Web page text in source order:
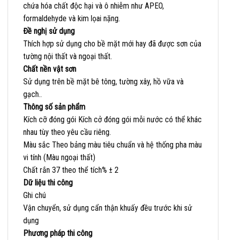
chứa hóa chất độc hại và ô nhiễm như APEO,
formaldehyde và kim lọai nặng.
Đề nghị sử dụng
Thích hợp sử dụng cho bề mặt mới hay đã được sơn của
tường nội thất và ngoại thất.
Chất nền vật sơn
Sử dụng trên bề mặt bê tông, tường xây, hồ vữa và
gạch..
Thông số sản phẩm
Kích cỡ đóng gói Kích cở đóng gói mỗi nước có thể khác
nhau tùy theo yêu cầu riêng.
Màu sắc Theo bảng màu tiêu chuẩn và hệ thống pha màu
vi tính (Màu ngoại thất)
Chất rắn 37 theo thể tích% ± 2
Dữ liệu thi công
Ghi chú
Vận chuyển, sử dụng cẩn thận khuấy đều trước khi sử
dụng
Phương pháp thi công